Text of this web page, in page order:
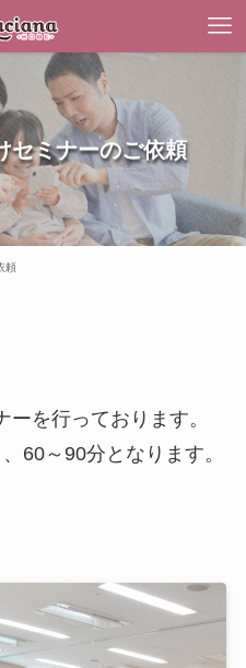
セミナーのご依頼
頼
を行っております。
60～90分となります。